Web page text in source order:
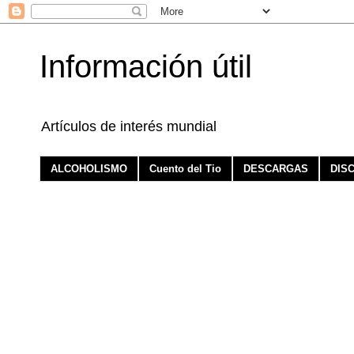
Información útil
Artículos de interés mundial
ALCOHOLISMO Cuento del Tio DESCARGAS